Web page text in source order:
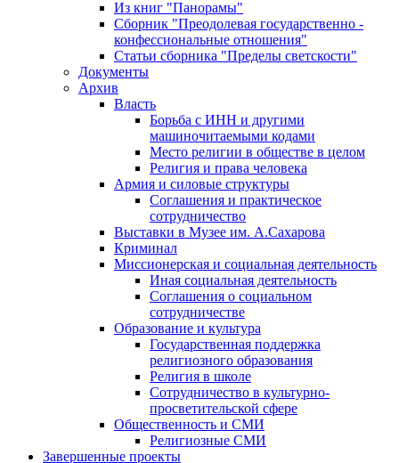
Из книг "Панорамы"
Сборник "Преодолевая государственно -
конфессиональные отношения"
Статьи сборника "Пределы светскости"
Документы
Архив
Власть
Борьба с ИНН и другими
машиночитаемыми кодами
Место религии в обществе в целом
Религия и права человека
Армия и силовые структуры
Соглашения и практическое
сотрудничество
Выставки в Музее им. А.Сахарова
Криминал
Миссионерская и социальная деятельность
Иная социальная деятельность
Соглашения о социальном
сотрудничестве
Образование и культура
Государственная поддержка
религиозного образования
Религия в школе
Сотрудничество в культурно-
просветительской сфере
Общественность и СМИ
Религиозные СМИ
Завершенные проекты